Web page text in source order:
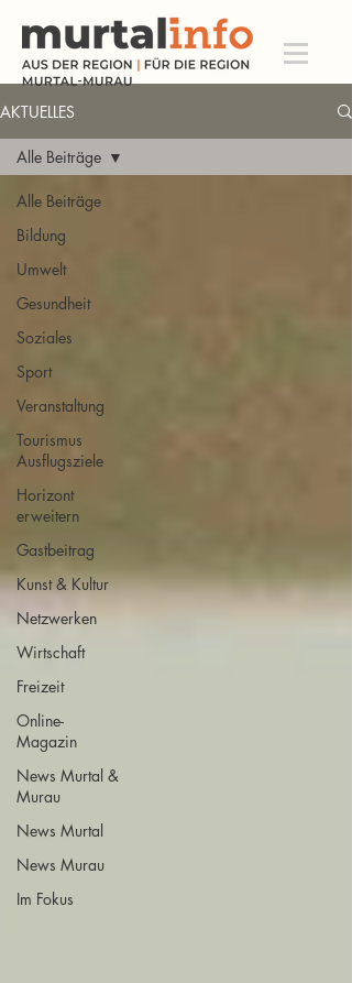
AKTUELLES
Alle Beiträge
Bildung
Umwelt
Gesundheit
Soziales
Sport
Veranstaltung
Tourismus
Ausflugsziele
Horizont
erweitern
Gastbeitrag
Kunst & Kultur
Netzwerken
Wirtschaft
Freizeit
Online-
Magazin
News Murtal &
Murau
News Murtal
News Murau
Im Fokus
Alle Beiträge